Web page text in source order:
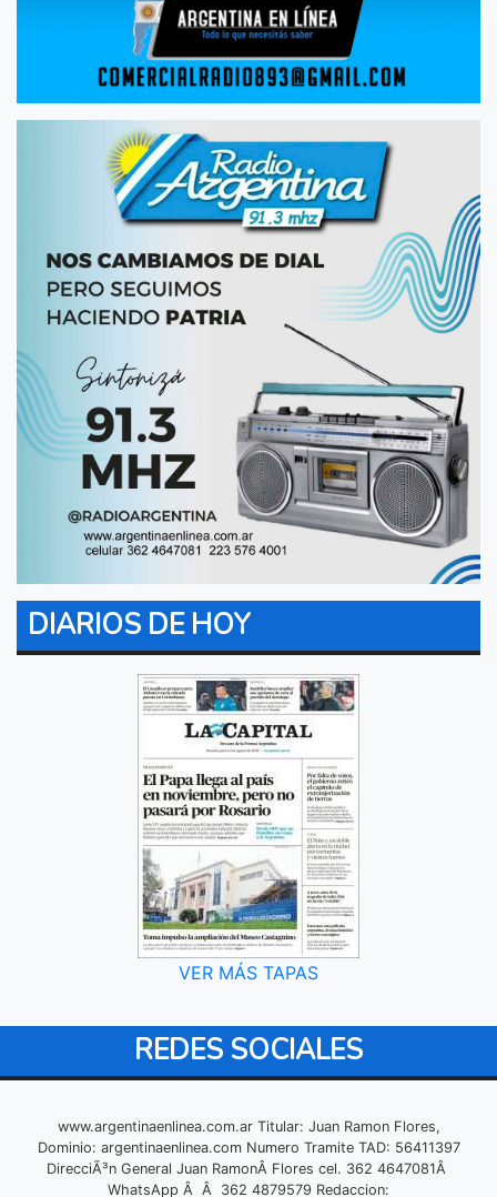
DIARIOS DE HOY
VER MÁS TAPAS
REDES SOCIALES
www.argentinaenlinea.com.ar Titular: Juan Ramon Flores,
Dominio: argentinaenlinea.com Numero Tramite TAD: 56411397
DirecciÃ³n General Juan RamonÂ Flores cel. 362 4647081Â
WhatsApp Â Â 362 4879579 Redaccion: